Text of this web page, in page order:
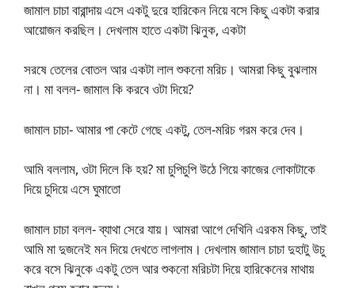
জামাল চাচা বারান্দায় এসে একটু দুরে হারিকেন নিয়ে বসে কিছু একটা করার
আয়োজন করছিল। দেখলাম হাতে একটা ঝিনুক, একটা
সরষে তেলের বোতল আর একটা লাল শুকনো মরিচ। আমরা কিছু বুঝলাম
না। মা বলল- জামাল কি করবে ওটা দিয়ে?
জামাল চাচা- আমার পা কেটে গেছে একটু, তেল-মরিচ গরম করে দেব।
আমি বললাম, ওটা দিলে কি হয়? মা চুপিচুপি উঠে গিয়ে কাজের লোকাটাকে
দিয়ে চুদিয়ে এসে ঘুমাতো
জামাল চাচা বলল- ব্যাথা সেরে যায়। আমরা আগে দেখিনি এরকম কিছু, তাই
আমি মা দুজনেই মন দিয়ে দেখতে লাগলাম। দেখলাম জামাল চাচা দুহাটু উচু
করে বসে ঝিনুকে একটু তেল আর শুকনো মরিচটা দিয়ে হারিকেনের মাথায়